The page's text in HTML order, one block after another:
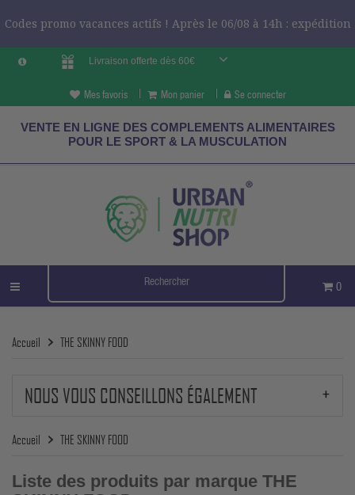
Codes promo vacances actifs ! Après le 06/08 à 14h : expédition
Livraison offerte dès 60€
Mes favoris Mon panier Se connecter
VENTE EN LIGNE DES COMPLEMENTS ALIMENTAIRES
POUR LE SPORT & LA MUSCULATION
0
Accueil THE SKINNY FOOD
NOUS VOUS CONSEILLONS ÉGALEMENT
Accueil THE SKINNY FOOD
Liste des produits par marque THE